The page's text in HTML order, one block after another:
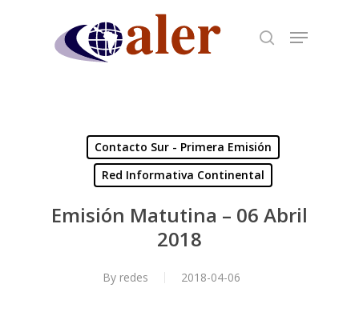
Contacto Sur - Primera Emisión
Red Informativa Continental
Emisión Matutina – 06 Abril
2018
By redes 2018-04-06